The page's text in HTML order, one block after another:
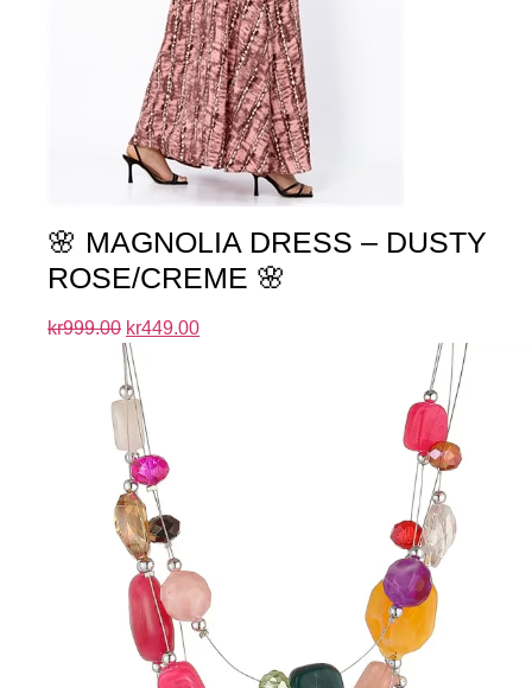
🌸 MAGNOLIA DRESS – DUSTY
ROSE/CREME 🌸
kr999.00 kr449.00